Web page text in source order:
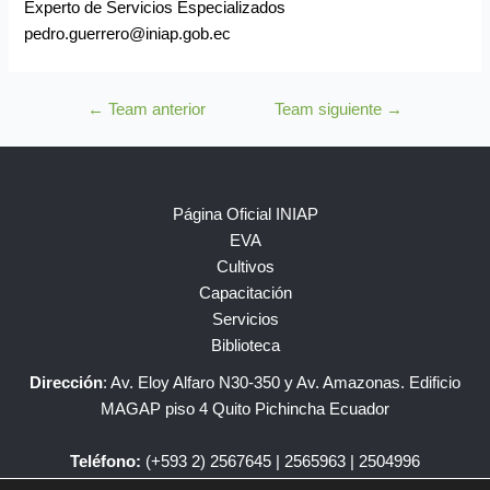
Experto de Servicios Especializados
pedro.guerrero@iniap.gob.ec
← Team anterior Team siguiente →
Página Oficial INIAP
EVA
Cultivos
Capacitación
Servicios
Biblioteca
Dirección: Av. Eloy Alfaro N30-350 y Av. Amazonas. Edificio
MAGAP piso 4 Quito Pichincha Ecuador
Teléfono: (+593 2) 2567645 | 2565963 | 2504996